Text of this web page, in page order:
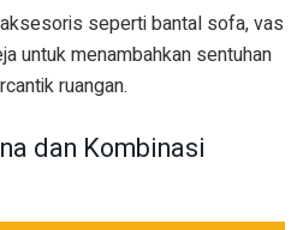
aksesoris seperti bantal sofa, vas
untuk menambahkan sentuhan
ruangan.
dan Kombinasi